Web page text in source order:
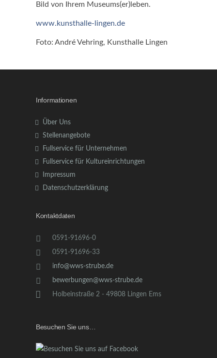
Bild von Ihrem Museums(er)leben.
www.kunsthalle-lingen.de
Foto: André Vehring, Kunsthalle Lingen
Informationen
Über Uns
Stellenangebote
Fullservice für Unternehmen
Fullservice für Kultureinrichtungen
Impressum
Datenschutzerklärung
Kontaktdaten
0591-91696-0
0591-91696-33
info@wws-strube.de
bewerbungen@wws-strube.de
Holbeinstraße 2 - 49808 Lingen Ems
Besuchen Sie uns…